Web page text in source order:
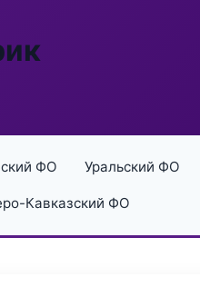
ФО Уральский ФО
Кавказский ФО